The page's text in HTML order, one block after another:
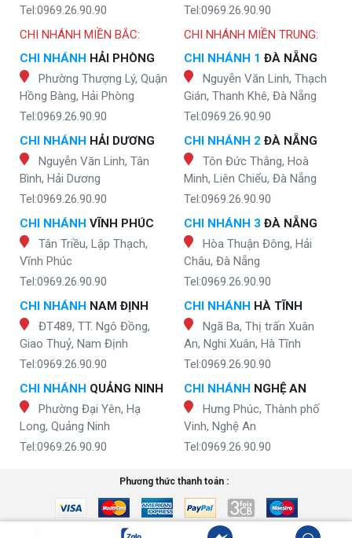
Tel:0969.26.90.90
Tel:0969.26.90.90
CHI NHÁNH MIỀN BẮC:
CHI NHÁNH HẢI PHÒNG
Phường Thượng Lý, Quận
Hồng Bàng, Hải Phòng
Tel:0969.26.90.90
CHI NHÁNH HẢI DƯƠNG
Nguyễn Văn Linh, Tân
Bình, Hải Dương
Tel:0969.26.90.90
CHI NHÁNH VĨNH PHÚC
Tân Triều, Lập Thạch,
Vĩnh Phúc
Tel:0969.26.90.90
CHI NHÁNH NAM ĐỊNH
ĐT489, TT. Ngô Đồng,
Giao Thuỷ, Nam Định
Tel:0969.26.90.90
CHI NHÁNH QUẢNG NINH
Phường Đại Yên, Hạ
Long, Quảng Ninh
Tel:0969.26.90.90
CHI NHÁNH MIỀN TRUNG:
CHI NHÁNH 1 ĐÀ NẴNG
Nguyễn Văn Linh, Thạch
Gián, Thanh Khê, Đà Nẵng
Tel:0969.26.90.90
CHI NHÁNH 2 ĐÀ NẴNG
Tôn Đức Thắng, Hoà
Minh, Liên Chiểu, Đà Nẵng
Tel:0969.26.90.90
CHI NHÁNH 3 ĐÀ NẴNG
Hòa Thuận Đông, Hải
Châu, Đà Nẵng
Tel:0969.26.90.90
CHI NHÁNH HÀ TĨNH
Ngã Ba, Thị trấn Xuân
An, Nghi Xuân, Hà Tĩnh
Tel:0969.26.90.90
CHI NHÁNH NGHỆ AN
Hưng Phúc, Thành phố
Vinh, Nghệ An
Tel:0969.26.90.90
Phương thức thanh toán :